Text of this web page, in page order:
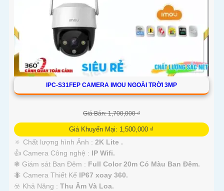
IPC-S31FEP CAMERA IMOU NGOÀI TRỜI 3MP
Giá Bán: 1,700,000 ₫
Giá Khuyến Mại: 1,500,000 ₫
🔅 Chất lượng hình Ảnh : 2K Lite .
👍 Camera Công nghệ : IP Wifi.
❃ Giám sát Ban Đêm : Full Color 20m Có Màu Ban Ðêm.
🐜 Camera Thiết Kế IP67 xoay 360.
️☣️ Khả Năng : Thu Âm Và Loa.